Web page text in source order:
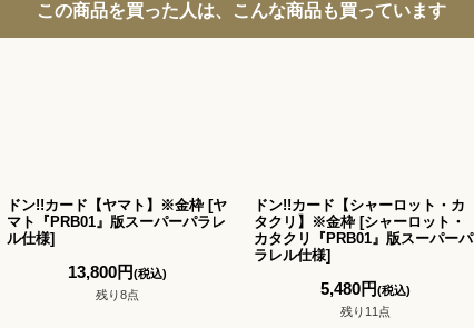
この商品を買った人は、こんな商品も買っています
ドン!!カード【ヤマト】※金枠 [ヤ
マト『PRB01』版スーパーパラレ
ル仕様]
13,800円(税込)
残り8点
ドン!!カード【シャーロット・カ
タクリ】※金枠 [シャーロット・
カタクリ『PRB01』版スーパーパ
ラレル仕様]
5,480円(税込)
残り11点